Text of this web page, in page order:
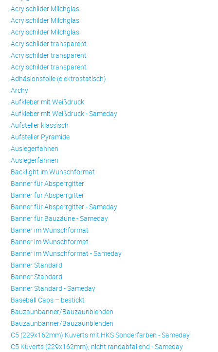
Acrylschilder Milchglas
Acrylschilder Milchglas
Acrylschilder Milchglas
Acrylschilder transparent
Acrylschilder transparent
Acrylschilder transparent
Adhäsionsfolie (elektrostatisch)
Archy
Aufkleber mit Weißdruck
Aufkleber mit Weißdruck - Sameday
Aufsteller klassisch
Aufsteller Pyramide
Auslegerfahnen
Auslegerfahnen
Backlight im Wunschformat
Banner für Absperrgitter
Banner für Absperrgitter
Banner für Absperrgitter - Sameday
Banner für Bauzäune - Sameday
Banner im Wunschformat
Banner im Wunschformat
Banner im Wunschformat - Sameday
Banner Standard
Banner Standard
Banner Standard - Sameday
Baseball Caps – bestickt
Bauzaunbanner/Bauzaunblenden
Bauzaunbanner/Bauzaunblenden
C5 (229x162mm) Kuverts mit HKS Sonderfarben - Sameday
C5 Kuverts (229x162mm), nicht randabfallend - Sameday